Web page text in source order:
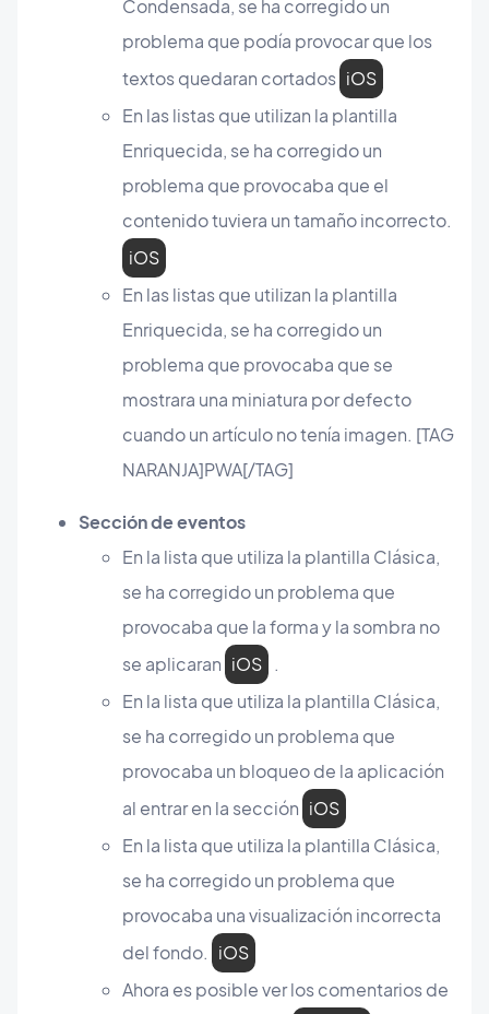
Condensada, se ha corregido un
problema que podía provocar que los
textos quedaran cortados iOS
En las listas que utilizan la plantilla
Enriquecida, se ha corregido un
problema que provocaba que el
contenido tuviera un tamaño incorrecto.
iOS
En las listas que utilizan la plantilla
Enriquecida, se ha corregido un
problema que provocaba que se
mostrara una miniatura por defecto
cuando un artículo no tenía imagen. [TAG
NARANJA]PWA[/TAG]
Sección de eventos
En la lista que utiliza la plantilla Clásica,
se ha corregido un problema que
provocaba que la forma y la sombra no
se aplicaran iOS
.
En la lista que utiliza la plantilla Clásica,
se ha corregido un problema que
provocaba un bloqueo de la aplicación
al entrar en la sección iOS
En la lista que utiliza la plantilla Clásica,
se ha corregido un problema que
provocaba una visualización incorrecta
del fondo. iOS
Ahora es posible ver los comentarios de